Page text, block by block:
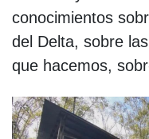
conocimientos
del Delta, sobre
que hacemos,